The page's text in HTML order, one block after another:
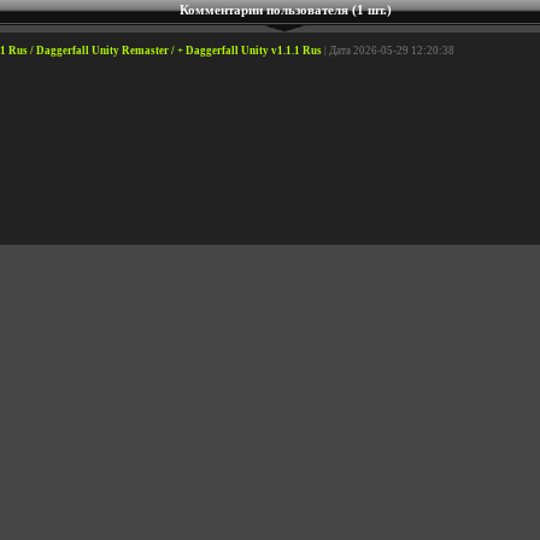
Комментарии пользователя (1 шт.)
Rus / Daggerfall Unity Remaster / + Daggerfall Unity v1.1.1 Rus | Дата 2026-05-29 12:20:38